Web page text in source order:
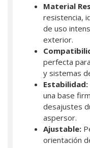
Material
resistencia,
de uso
exterior.
perfecta
y sistemas
Estabilidad:
una base
desajustes
aspersor.
Ajustable:
orientación